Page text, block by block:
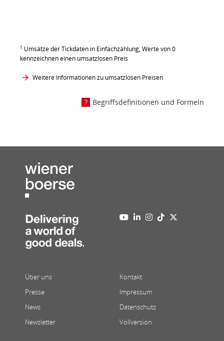
1 Umsätze der Tickdaten in Einfachzählung, Werte von 0
kennzeichnen einen umsatzlosen Preis
Weitere Informationen zu umsatzlosen Preisen
Begriffsdefinitionen und Formeln
Über uns
Presse
News
Newsletter
Kontakt
Impressum
Datenschutz
Vollversion